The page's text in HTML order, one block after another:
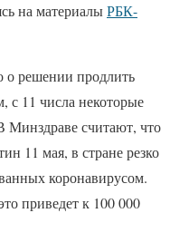
на материалыРБК-
о решении продлить
с 11 числа некоторые
Минздраве считают, что
11 мая, в стране резко
коронавирусом.
приведет к 100 000